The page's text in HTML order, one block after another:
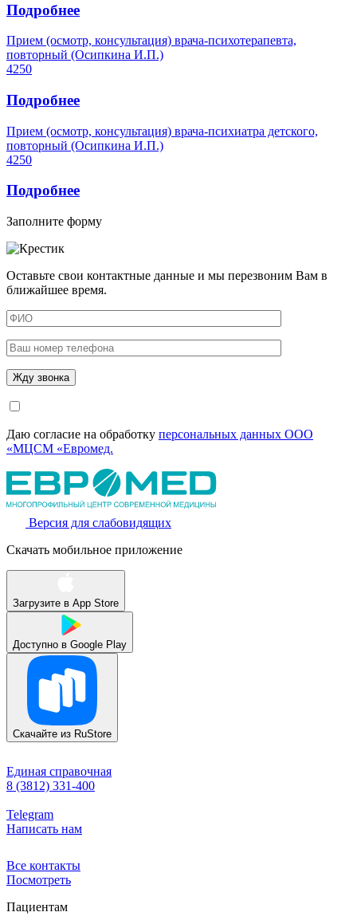
Подробнее
Прием (осмотр, консультация) врача-психотерапевта,
повторный (Осипкина И.П.)
4250
Подробнее
Прием (осмотр, консультация) врача-психиатра детского,
повторный (Осипкина И.П.)
4250
Подробнее
Заполните форму
Оставьте свои контактные данные и мы перезвоним Вам в
ближайшее время.
Даю согласие на обработку персональных данных ООО
«МЦСМ «Евромед.
Версия для слабовидящих
Скачать мобильное приложение
Загрузите в App Store
Доступно в Google Play
Скачайте из RuStore
Единая справочная
8 (3812) 331-400
Telegram
Написать нам
Все контакты
Посмотреть
Пациентам